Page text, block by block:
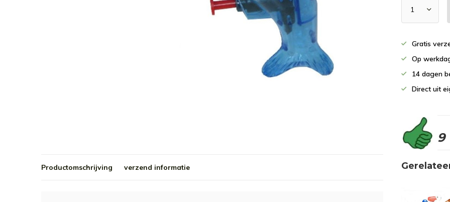
Gratis
Op
14 dagen
Direct uit
9
Productomschrijving verzend informatie